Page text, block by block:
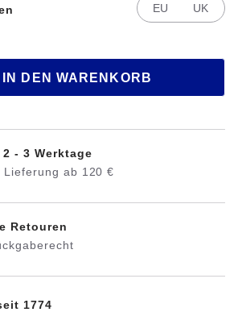
EU UK
IN DEN WARENKORB
- 3 Werktage
Lieferung ab 120 €
Retouren
1774